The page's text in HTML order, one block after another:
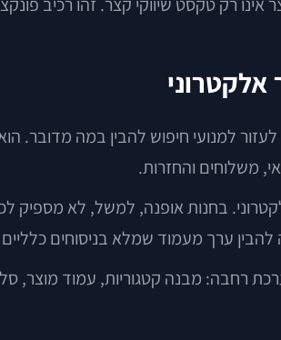
למנועי חיפוש להבין במה מדובר.
משלוחים והחזרות.
בחנות אופנה, למשל, לא מספיק
ערך מעמוד שמלא בניסוחים
רחבה: מבנה קטגוריות, עמוד מוצר,